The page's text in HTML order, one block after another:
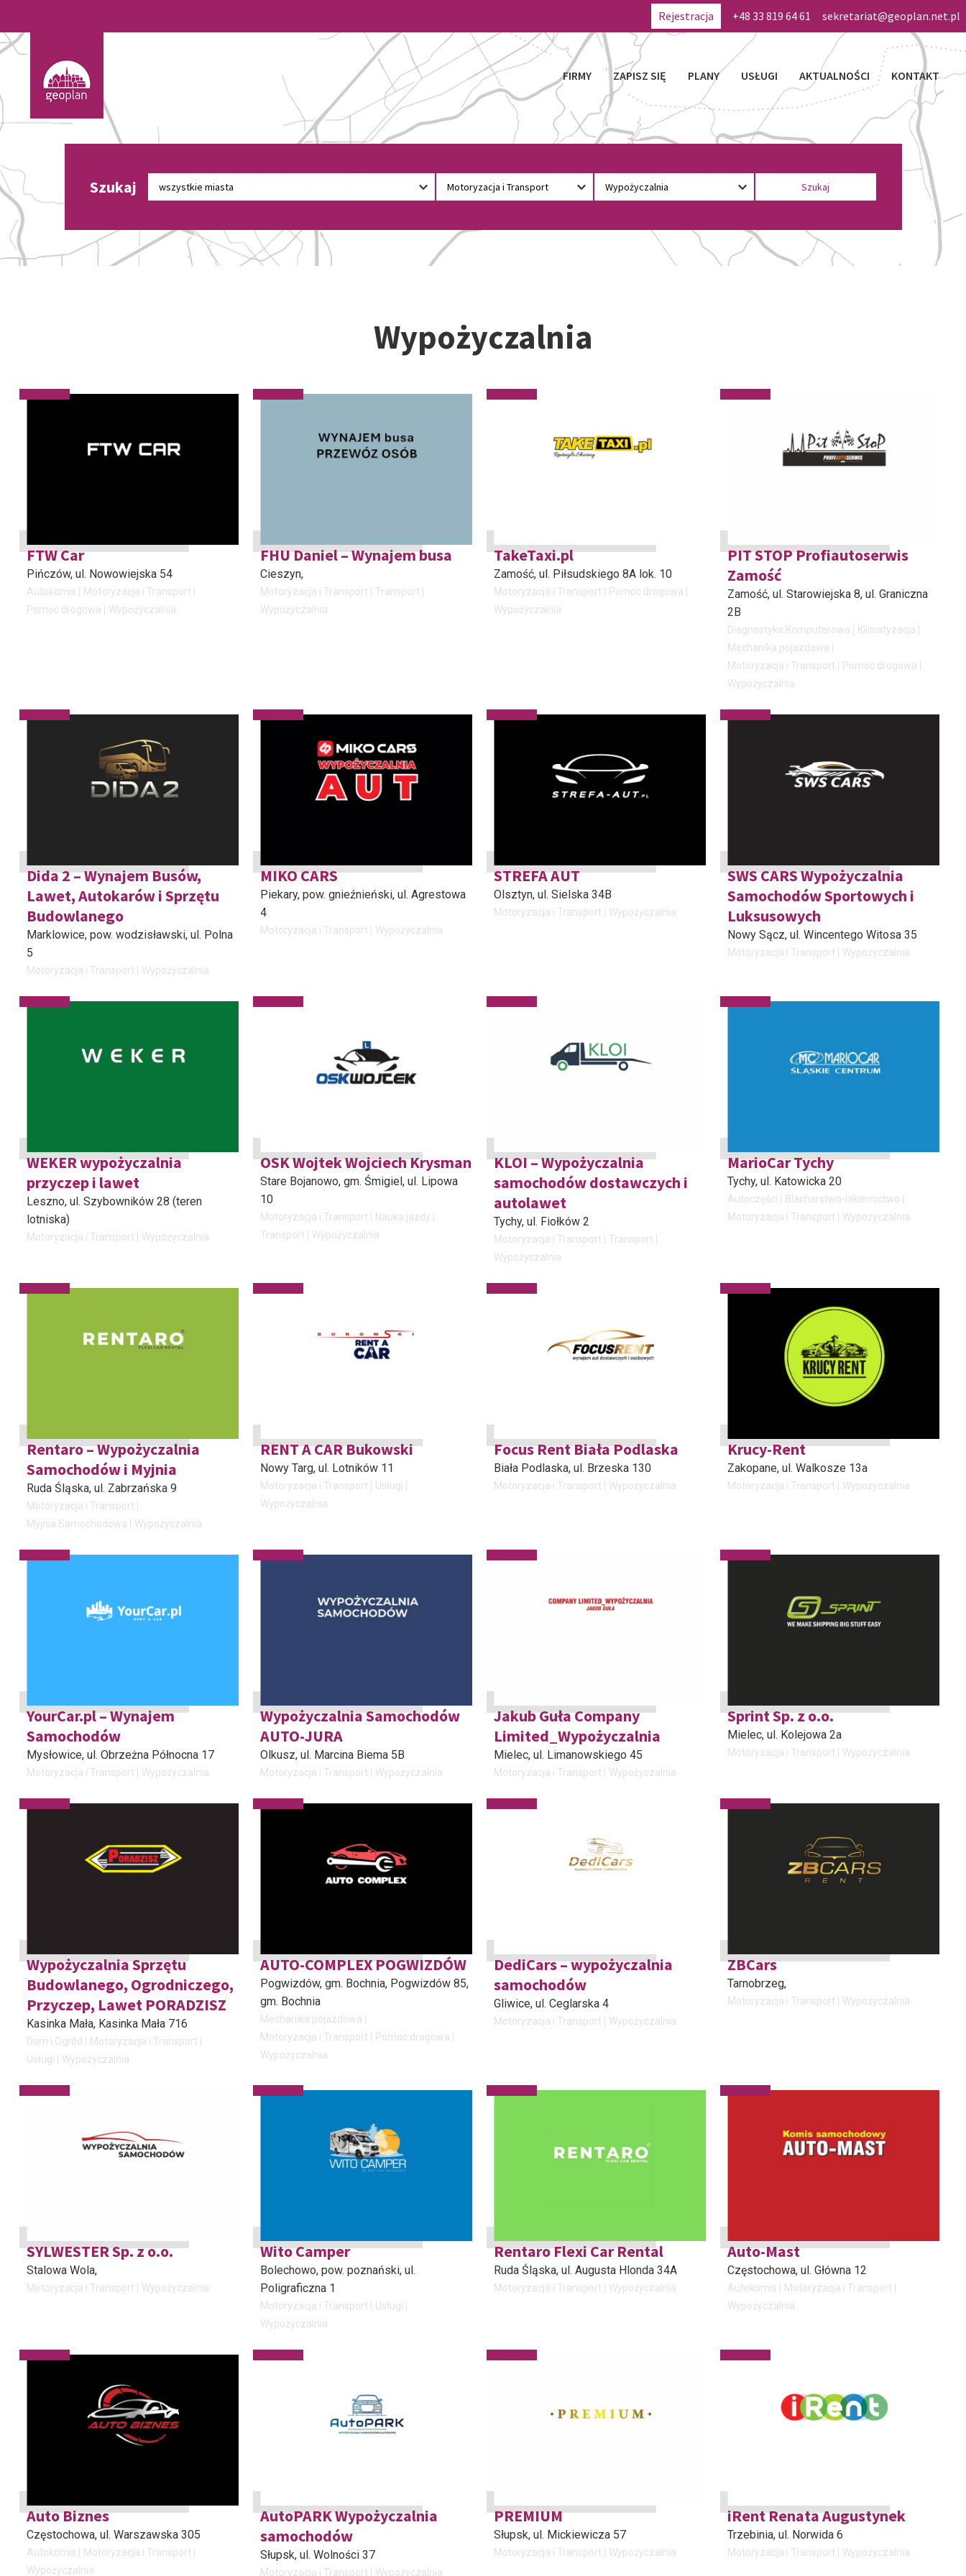
Rejestracja +48 33 819 64 61 sekretariat@geoplan.net.pl
FIRMY ZAPISZ SIĘ PLANY USŁUGI AKTUALNOŚCI KONTAKT
Szukaj
Wypożyczalnia
FTW Car
Pińczów, ul. Nowowiejska 54
Autokomis
Motoryzacja i Transport
Pomoc drogowa
Wypożyczalnia
FHU Daniel – Wynajem busa
Cieszyn,
Motoryzacja i Transport
Transport
Wypożyczalnia
TakeTaxi.pl
Zamość, ul. Piłsudskiego 8A lok. 10
Motoryzacja i Transport
Pomoc drogowa
Wypożyczalnia
PIT STOP Profiautoserwis
Zamość
Zamość, ul. Starowiejska 8, ul. Graniczna
2B
Diagnostyka Komputerowa
Klimatyzacja
Mechanika pojazdowa
Motoryzacja i Transport
Pomoc drogowa
Wypożyczalnia
Dida 2 – Wynajem Busów,
Lawet, Autokarów i Sprzętu
Budowlanego
Marklowice, pow. wodzisławski, ul. Polna
5
Motoryzacja i Transport Wypożyczalnia
MIKO CARS
Piekary, pow. gnieźnieński, ul. Agrestowa
4
Motoryzacja i Transport Wypożyczalnia
STREFA AUT
Olsztyn, ul. Sielska 34B
Motoryzacja i Transport Wypożyczalnia
SWS CARS Wypożyczalnia
Samochodów Sportowych i
Luksusowych
Nowy Sącz, ul. Wincentego Witosa 35
Motoryzacja i Transport Wypożyczalnia
WEKER wypożyczalnia
przyczep i lawet
Leszno, ul. Szybowników 28 (teren
lotniska)
Motoryzacja i Transport Wypożyczalnia
OSK Wojtek Wojciech Krysman
Stare Bojanowo, gm. Śmigiel, ul. Lipowa
10
Motoryzacja i Transport
Nauka jazdy
Transport
Wypożyczalnia
KLOI – Wypożyczalnia
samochodów dostawczych i
autolawet
Tychy, ul. Fiołków 2
Motoryzacja i Transport
Transport
Wypożyczalnia
MarioCar Tychy
Tychy, ul. Katowicka 20
Autoczęści
Blacharstwo-lakiernictwo
Motoryzacja i Transport
Wypożyczalnia
Rentaro – Wypożyczalnia
Samochodów i Myjnia
Ruda Śląska, ul. Zabrzańska 9
Motoryzacja i Transport
Myjnia Samochodowa
Wypożyczalnia
RENT A CAR Bukowski
Nowy Targ, ul. Lotników 11
Motoryzacja i Transport
Usługi
Wypożyczalnia
Focus Rent Biała Podlaska
Biała Podlaska, ul. Brzeska 130
Motoryzacja i Transport Wypożyczalnia
Krucy-Rent
Zakopane, ul. Walkosze 13a
Motoryzacja i Transport Wypożyczalnia
YourCar.pl – Wynajem
Samochodów
Mysłowice, ul. Obrzeżna Północna 17
Motoryzacja i Transport Wypożyczalnia
Wypożyczalnia Samochodów
AUTO-JURA
Olkusz, ul. Marcina Biema 5B
Motoryzacja i Transport Wypożyczalnia
Jakub Guła Company
Limited_Wypożyczalnia
Mielec, ul. Limanowskiego 45
Motoryzacja i Transport Wypożyczalnia
Sprint Sp. z o.o.
Mielec, ul. Kolejowa 2a
Motoryzacja i Transport Wypożyczalnia
Wypożyczalnia Sprzętu
Budowlanego, Ogrodniczego,
Przyczep, Lawet PORADZISZ
Kasinka Mała, Kasinka Mała 716
Dom i Ogród
Motoryzacja i Transport
Usługi
Wypożyczalnia
AUTO-COMPLEX POGWIZDÓW
Pogwizdów, gm. Bochnia, Pogwizdów 85,
gm. Bochnia
Mechanika pojazdowa
Motoryzacja i Transport
Pomoc drogowa
Wypożyczalnia
DediCars – wypożyczalnia
samochodów
Gliwice, ul. Ceglarska 4
Motoryzacja i Transport Wypożyczalnia
ZBCars
Tarnobrzeg,
Motoryzacja i Transport Wypożyczalnia
SYLWESTER Sp. z o.o.
Stalowa Wola,
Motoryzacja i Transport Wypożyczalnia
Wito Camper
Bolechowo, pow. poznański, ul.
Poligraficzna 1
Motoryzacja i Transport
Usługi
Wypożyczalnia
Rentaro Flexi Car Rental
Ruda Śląska, ul. Augusta Hlonda 34A
Motoryzacja i Transport Wypożyczalnia
Auto-Mast
Częstochowa, ul. Główna 12
Autokomis
Motoryzacja i Transport
Wypożyczalnia
Auto Biznes
Częstochowa, ul. Warszawska 305
Autokomis
Motoryzacja i Transport
Wypożyczalnia
AutoPARK Wypożyczalnia
samochodów
Słupsk, ul. Wolności 37
Motoryzacja i Transport Wypożyczalnia
PREMIUM
Słupsk, ul. Mickiewicza 57
Motoryzacja i Transport Wypożyczalnia
iRent Renata Augustynek
Trzebinia, ul. Norwida 6
Motoryzacja i Transport Wypożyczalnia